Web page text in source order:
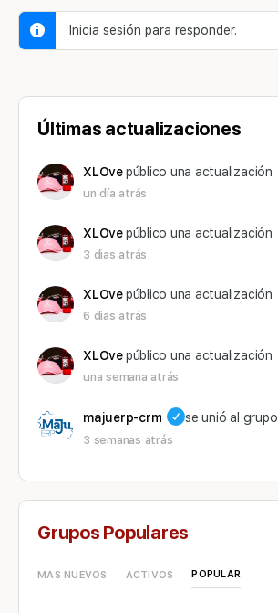
Inicia sesión para responder.
Últimas actualizaciones
XLOvepúblico una actualización
un día atrás
XLOvepúblico una actualización
3 dias atrás
XLOvepúblico una actualización
6 dias atrás
XLOvepúblico una actualización
una semana atrás
majuerp-crm se unió al grupo
3 semanas atrás
Grupos Populares
MAS NUEVOS ACTIVOS POPULAR